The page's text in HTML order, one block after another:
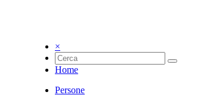
×
Home
Persone